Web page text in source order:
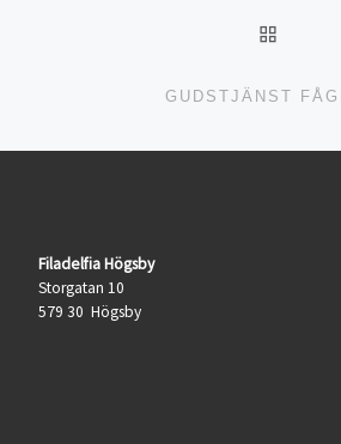
GUDSTJÄNST
Filadelfia Högsby
Storgatan 10
579 30 Högsby